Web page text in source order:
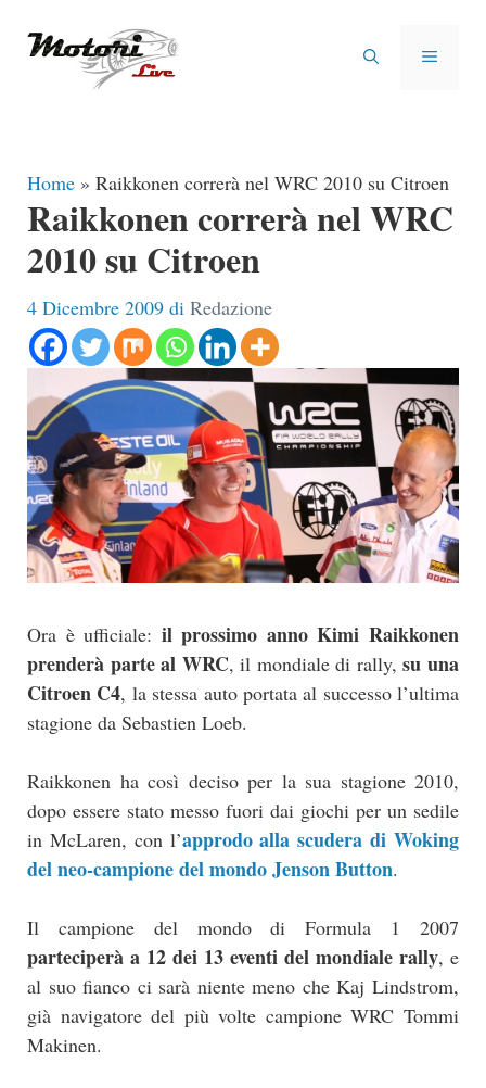
MENU
Home » Raikkonen correrà nel WRC 2010 su Citroen
Raikkonen correrà nel WRC
2010 su Citroen
4 Dicembre 2009 di Redazione
Ora è ufficiale: il prossimo anno Kimi Raikkonen
prenderà parte al WRC, il mondiale di rally,su una
Citroen C4, la stessa auto portata al successo l’ultima
stagione da Sebastien Loeb.
Raikkonen ha così deciso per la sua stagione 2010,
dopo essere stato messo fuori dai giochi per un sedile
in McLaren, con l’approdo alla scudera di Woking
del neo-campione del mondo Jenson Button.
Il campione del mondo di Formula 1 2007
parteciperà a 12 dei 13 eventi del mondiale rally, e
al suo fianco ci sarà niente meno che Kaj Lindstrom,
già navigatore del più volte campione WRC Tommi
Makinen.